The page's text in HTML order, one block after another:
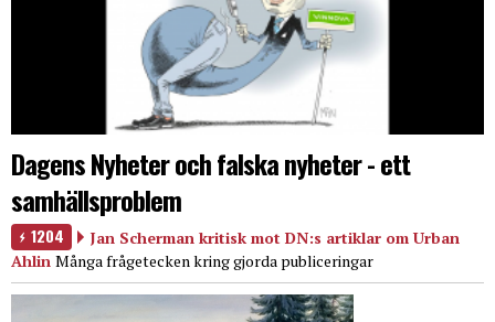
Dagens Nyheter och falska nyheter - ett
samhällsproblem
1204
Jan Scherman kritisk mot DN:s artiklar om Urban
Ahlin Många frågetecken kring gjorda publiceringar